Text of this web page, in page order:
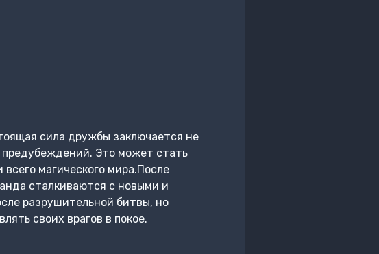
сила дружбы заключается не
предубеждений. Это может стать
магического мира.После
сталкиваются с новыми и
разрушительной битвы, но
своих врагов в покое.